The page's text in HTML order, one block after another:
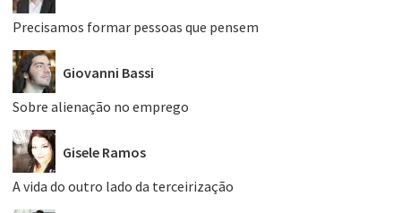
Precisamos formar pessoas que pensem
Giovanni Bassi
Sobre alienação no emprego
Gisele Ramos
A vida do outro lado da terceirização